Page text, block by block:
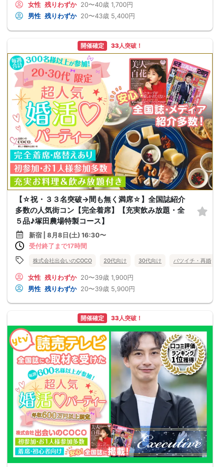
女性 残りわずか 20〜40歳 1,700円
男性 残りわずか 20〜43歳 5,400円
開催確定 33人突破！
【☆祝・３３名突破→間も無く満席☆】全国誌紹介
多数の人気街コン【完全着席】【充実飲み放題・全
５品♪塚田農場特製コース】
新宿 | 8月8日(土) 16:30〜
受付終了まで17時間
株式会社出会いのCOCO 20代向け 30代向け バツイチ・再婚
女性 残りわずか 20〜39歳 1,900円
男性 残りわずか 20〜39歳 5,900円
開催確定 33人突破！